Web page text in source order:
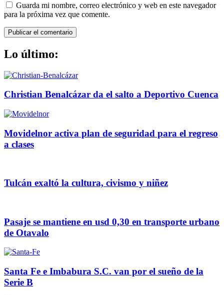
Guarda mi nombre, correo electrónico y web en este navegador
para la próxima vez que comente.
Lo último:
Christian Benalcázar da el salto a Deportivo Cuenca
Movidelnor activa plan de seguridad para el regreso
a clases
Tulcán exaltó la cultura, civismo y niñez
Pasaje se mantiene en usd 0,30 en transporte urbano
de Otavalo
Santa Fe e Imbabura S.C. van por el sueño de la
Serie B